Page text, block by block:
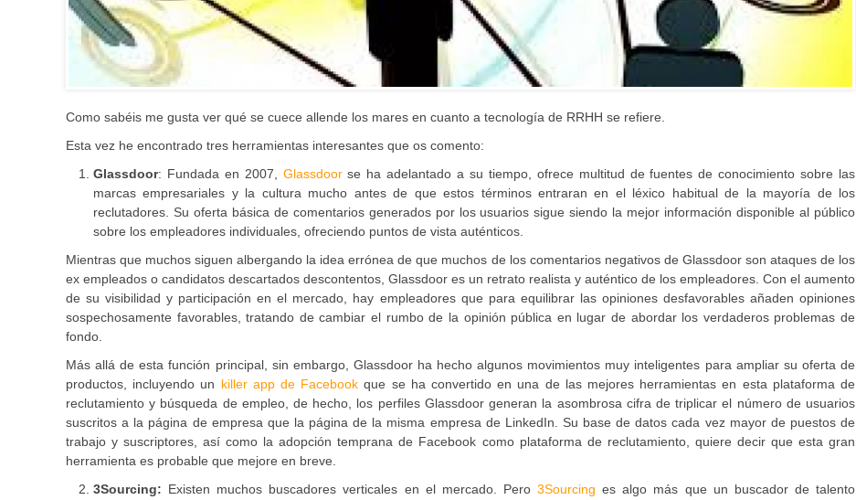
Como sabéis me gusta ver qué se cuece allende los mares en cuanto a tecnología de RRHH se refiere.
Esta vez he encontrado tres herramientas interesantes que os comento:
Glassdoor: Fundada en 2007, Glassdoorse ha adelantado a su tiempo, ofrece multitud de fuentes de conocimiento sobre las
marcas empresariales y la cultura mucho antes de que estos términos entraran en el léxico habitual de la mayoría de los
reclutadores. Su oferta básica de comentarios generados por los usuarios sigue siendo la mejor información disponible al público
sobre los empleadores individuales, ofreciendo puntos de vista auténticos.
Mientras que muchos siguen albergando la idea errónea de que muchos de los comentarios negativos de Glassdoor son ataques de los
ex empleados o candidatos descartados descontentos, Glassdoor es un retrato realista y auténtico de los empleadores. Con el aumento
de su visibilidad y participación en el mercado, hay empleadores que para equilibrar las opiniones desfavorables añaden opiniones
sospechosamente favorables, tratando de cambiar el rumbo de la opinión pública en lugar de abordar los verdaderos problemas de
fondo.
Más allá de esta función principal, sin embargo, Glassdoor ha hecho algunos movimientos muy inteligentes para ampliar su oferta de
productos, incluyendo un killer app de Facebookque se ha convertido en una de las mejores herramientas en esta plataforma de
reclutamiento y búsqueda de empleo, de hecho, los perfiles Glassdoor generan la asombrosa cifra de triplicar el número de usuarios
suscritos a la página de empresa que la página de la misma empresa de LinkedIn. Su base de datos cada vez mayor de puestos de
trabajo y suscriptores, así como la adopción temprana de Facebook como plataforma de reclutamiento, quiere decir que esta gran
herramienta es probable que mejore en breve.
3Sourcing: Existen muchos buscadores verticales en el mercado. Pero3Sourcinges algo más que un buscador de talento